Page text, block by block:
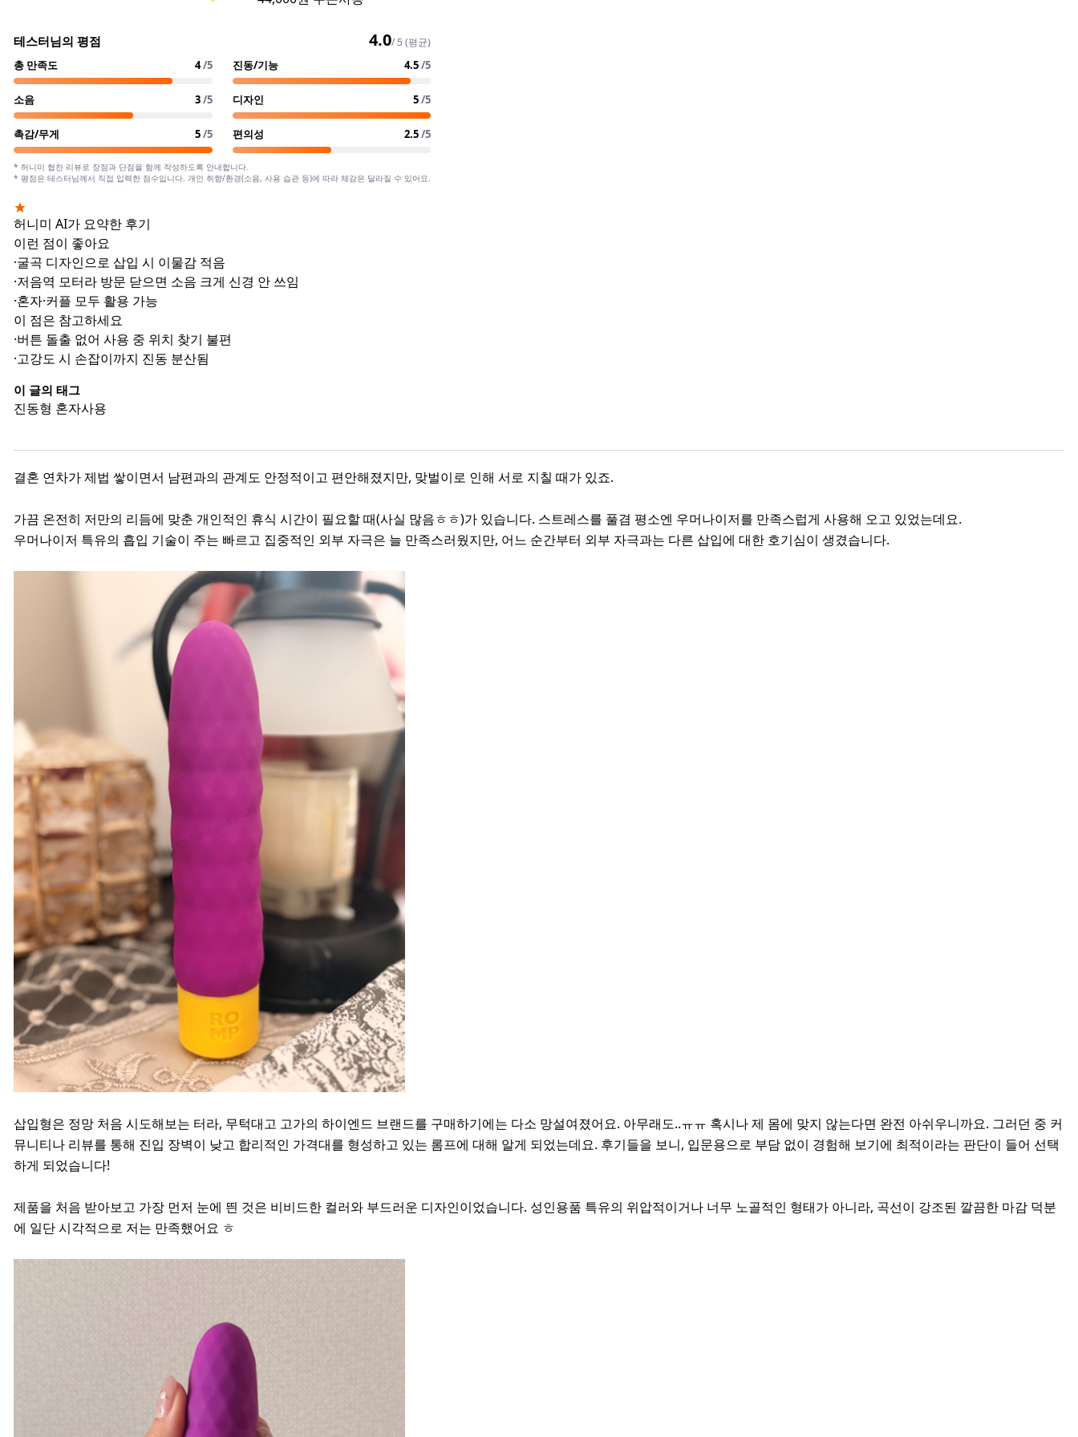
테스터님의 평점 4.0/ 5 (평균)
총 만족도 4/5 진동/기능 4.5/5
소음 3/5 디자인 5/5
촉감/무게 5/5 편의성 2.5/5
* 허니미 협찬 리뷰로 장점과 단점을 함께 작성하도록 안내합니다.
* 평점은 테스터님께서 직접 입력한 점수입니다. 개인 취향/환경(소음, 사용 습관 등)에 따라 체감은 달라질 수 있어요.
허니미 AI가 요약한 후기
이런 점이 좋아요
·굴곡 디자인으로 삽입 시 이물감 적음
·저음역 모터라 방문 닫으면 소음 크게 신경 안 쓰임
·혼자·커플 모두 활용 가능
이 점은 참고하세요
·버튼 돌출 없어 사용 중 위치 찾기 불편
·고강도 시 손잡이까지 진동 분산됨
이 글의 태그
진동형 혼자사용
결혼 연차가 제법 쌓이면서 남편과의 관계도 안정적이고 편안해졌지만, 맞벌이로 인해 서로 지칠 때가 있죠.
가끔 온전히 저만의 리듬에 맞춘 개인적인 휴식 시간이 필요할 때(사실 많음ㅎㅎ)가 있습니다. 스트레스를 풀겸 평소엔 우머나이저를 만족스럽게 사용해 오고 있었는데요.
우머나이저 특유의 흡입 기술이 주는 빠르고 집중적인 외부 자극은 늘 만족스러웠지만, 어느 순간부터 외부 자극과는 다른 삽입에 대한 호기심이 생겼습니다.
삽입형은 정망 처음 시도해보는 터라, 무턱대고 고가의 하이엔드 브랜드를 구매하기에는 다소 망설여졌어요. 아무래도..ㅠㅠ 혹시나 제 몸에 맞지 않는다면 완전 아쉬우니까요. 그러던 중 커
뮤니티나 리뷰를 통해 진입 장벽이 낮고 합리적인 가격대를 형성하고 있는 롬프에 대해 알게 되었는데요. 후기들을 보니, 입문용으로 부담 없이 경험해 보기에 최적이라는 판단이 들어 선택
하게 되었습니다!
제품을 처음 받아보고 가장 먼저 눈에 띈 것은 비비드한 컬러와 부드러운 디자인이었습니다. 성인용품 특유의 위압적이거나 너무 노골적인 형태가 아니라, 곡선이 강조된 깔끔한 마감 덕분
에 일단 시각적으로 저는 만족했어요 ㅎ